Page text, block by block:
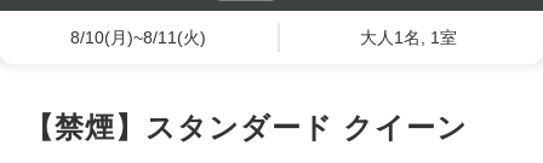
8/10(月)~8/11(火) 大人1名, 1室
【禁煙】スタンダード クイーン